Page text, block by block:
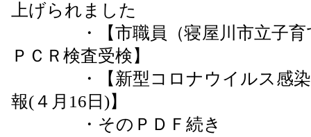
上げられました
・【市職員（寝屋川市立子育て
ＰＣＲ検査受検】
・【新型コロナウイルス感染
報(４月16日)】
・そのＰＤＦ続き